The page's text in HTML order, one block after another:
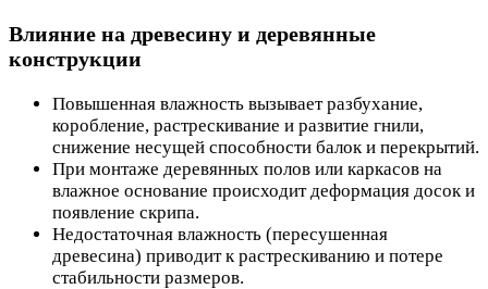
Влияние на древесину и деревянные
конструкции
Повышенная влажность вызывает разбухание,
коробление, растрескивание и развитие гнили,
снижение несущей способности балок и перекрытий.
При монтаже деревянных полов или каркасов на
влажное основание происходит деформация досок и
появление скрипа.
Недостаточная влажность (пересушенная
древесина) приводит к растрескиванию и потере
стабильности размеров.